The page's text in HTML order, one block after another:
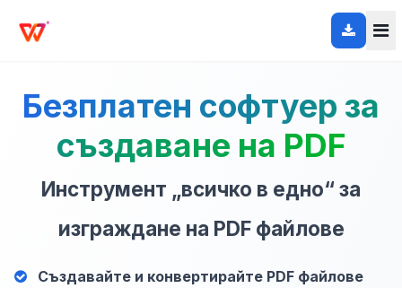
Безплатен софтуер за
създаване на PDF
Инструмент „всичко в едно“ за
изграждане на PDF файлове
Създавайте и конвертирайте PDF файлове